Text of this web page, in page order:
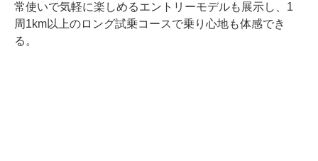
常使いで気軽に楽しめるエントリーモデルも展示し、1
周1km以上のロング試乗コースで乗り心地も体感でき
る。